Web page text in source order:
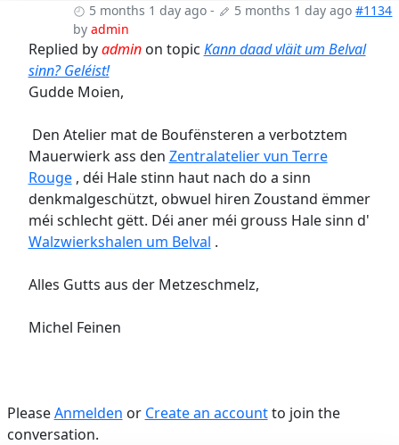
5 months 1 day ago - 5 months 1 day ago #1134
byadmin
Replied byadminon topic Kann daad vläit um Belval
sinn? Geléist!
Gudde Moien,
‎Den Atelier mat de Boufënsteren a verbotztem
Mauerwierk ass den Zentralatelier vun Terre
Rouge, déi Hale stinn haut nach do a sinn
denkmalgeschützt, obwuel hiren Zoustand ëmmer
méi schlecht gëtt. Déi aner méi grouss Hale sinn d'
Walzwierkshalen um Belval .
Alles Gutts aus der Metzeschmelz,
Michel Feinen
PleaseAnmelden or Create an accountto join the
conversation.